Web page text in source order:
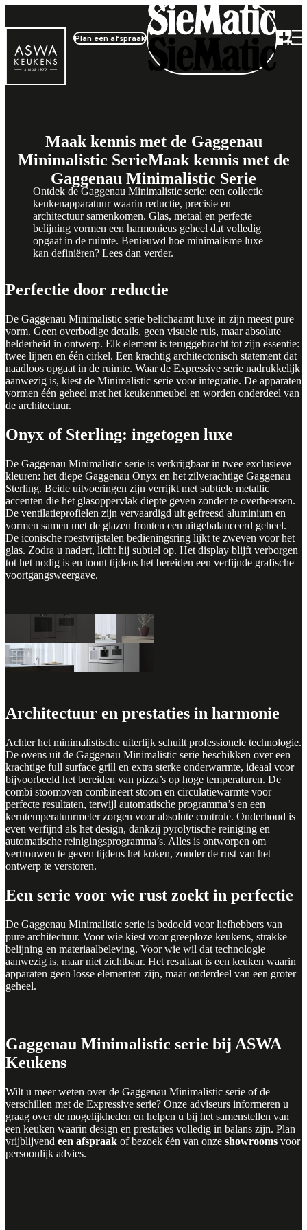
Plan een afspraak
Maak kennis met de Gaggenau
Minimalistic SerieMaak kennis met de
Gaggenau Minimalistic Serie
Ontdek de Gaggenau Minimalistic serie: een collectie
keukenapparatuur waarin reductie, precisie en
architectuur samenkomen. Glas, metaal en perfecte
belijning vormen een harmonieus geheel dat volledig
opgaat in de ruimte. Benieuwd hoe minimalisme luxe
kan definiëren? Lees dan verder.
Perfectie door reductie
De Gaggenau Minimalistic serie belichaamt luxe in zijn meest pure
vorm. Geen overbodige details, geen visuele ruis, maar absolute
helderheid in ontwerp. Elk element is teruggebracht tot zijn essentie:
twee lijnen en één cirkel. Een krachtig architectonisch statement dat
naadloos opgaat in de ruimte. Waar de Expressive serie nadrukkelijk
aanwezig is, kiest de Minimalistic serie voor integratie. De apparaten
vormen één geheel met het keukenmeubel en worden onderdeel van
de architectuur.
Onyx of Sterling: ingetogen luxe
De Gaggenau Minimalistic serie is verkrijgbaar in twee exclusieve
kleuren: het diepe Gaggenau Onyx en het zilverachtige Gaggenau
Sterling. Beide uitvoeringen zijn verrijkt met subtiele metallic
accenten die het glasoppervlak diepte geven zonder te overheersen.
De ventilatieprofielen zijn vervaardigd uit gefreesd aluminium en
vormen samen met de glazen fronten een uitgebalanceerd geheel.
De iconische roestvrijstalen bedieningsring lijkt te zweven voor het
glas. Zodra u nadert, licht hij subtiel op. Het display blijft verborgen
tot het nodig is en toont tijdens het bereiden een verfijnde grafische
voortgangsweergave.
Architectuur en prestaties in harmonie
Achter het minimalistische uiterlijk schuilt professionele technologie.
De ovens uit de Gaggenau Minimalistic serie beschikken over een
krachtige full surface grill en extra sterke onderwarmte, ideaal voor
bijvoorbeeld het bereiden van pizza’s op hoge temperaturen. De
combi stoomoven combineert stoom en circulatiewarmte voor
perfecte resultaten, terwijl automatische programma’s en een
kerntemperatuurmeter zorgen voor absolute controle. Onderhoud is
even verfijnd als het design, dankzij pyrolytische reiniging en
automatische reinigingsprogramma’s. Alles is ontworpen om
vertrouwen te geven tijdens het koken, zonder de rust van het
ontwerp te verstoren.
Een serie voor wie rust zoekt in perfectie
De Gaggenau Minimalistic serie is bedoeld voor liefhebbers van
pure architectuur. Voor wie kiest voor greeploze keukens, strakke
belijning en materiaalbeleving. Voor wie wil dat technologie
aanwezig is, maar niet zichtbaar. Het resultaat is een keuken waarin
apparaten geen losse elementen zijn, maar onderdeel van een groter
geheel.
Gaggenau Minimalistic serie bij ASWA
Keukens
Wilt u meer weten over de Gaggenau Minimalistic serie of de
verschillen met de Expressive serie? Onze adviseurs informeren u
graag over de mogelijkheden en helpen u bij het samenstellen van
een keuken waarin design en prestaties volledig in balans zijn. Plan
vrijblijvend een afspraak of bezoek één van onze showrooms voor
persoonlijk advies.